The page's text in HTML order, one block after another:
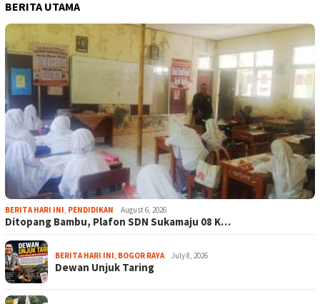
BERITA UTAMA
BERITA HARI INI, PENDIDIKAN August 6, 2026
Ditopang Bambu, Plafon SDN Sukamaju 08 K…
BERITA HARI INI, BOGOR RAYA July 8, 2026
Dewan Unjuk Taring